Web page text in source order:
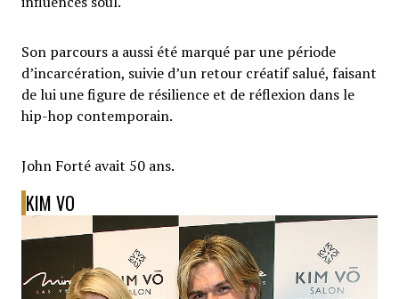
Son parcours a aussi été marqué par une période
d’incarcération, suivie d’un retour créatif salué, faisant
de lui une figure de résilience et de réflexion dans le
hip-hop contemporain.
John Forté avait 50 ans.
KIM VO